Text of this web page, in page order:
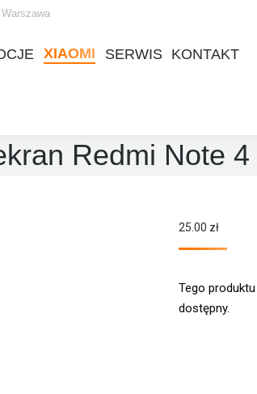
XIAOMI SERWIS KONTAKT
Redmi Note 4
25.00 zł
Tego
dostępny.